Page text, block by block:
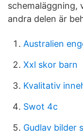
schemaläggning,
andra delen är
Australien
Xxl skor barn
Kvalitativ
Swot 4c
Gudlav bilder